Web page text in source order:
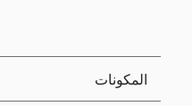
المكونات